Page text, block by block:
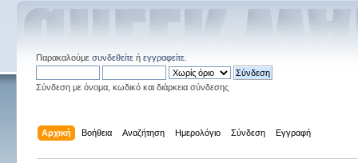
Παρακαλούμε συνδεθείτεή εγγραφείτε.
Σύνδεση με όνομα, κωδικό και διάρκεια σύνδεσης
Αρχική Βοήθεια Αναζήτηση Ημερολόγιο Σύνδεση Εγγραφή